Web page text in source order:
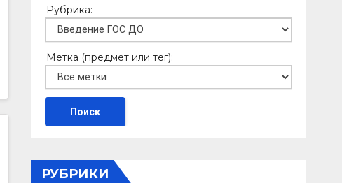
Рубрика:
Метка (предмет или тег):
РУБРИКИ